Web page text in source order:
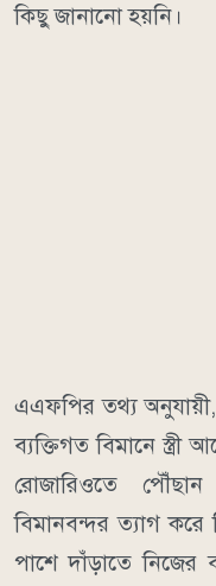
কিছু জানানো হয়নি।
এএফপির তথ্য অনুযায়ী,
ব্যক্তিগত বিমানে স্ত্রী
রোজারিওতে
বিমানবন্দর ত্যাগ করে
পাশে দাঁড়াতে নিজের